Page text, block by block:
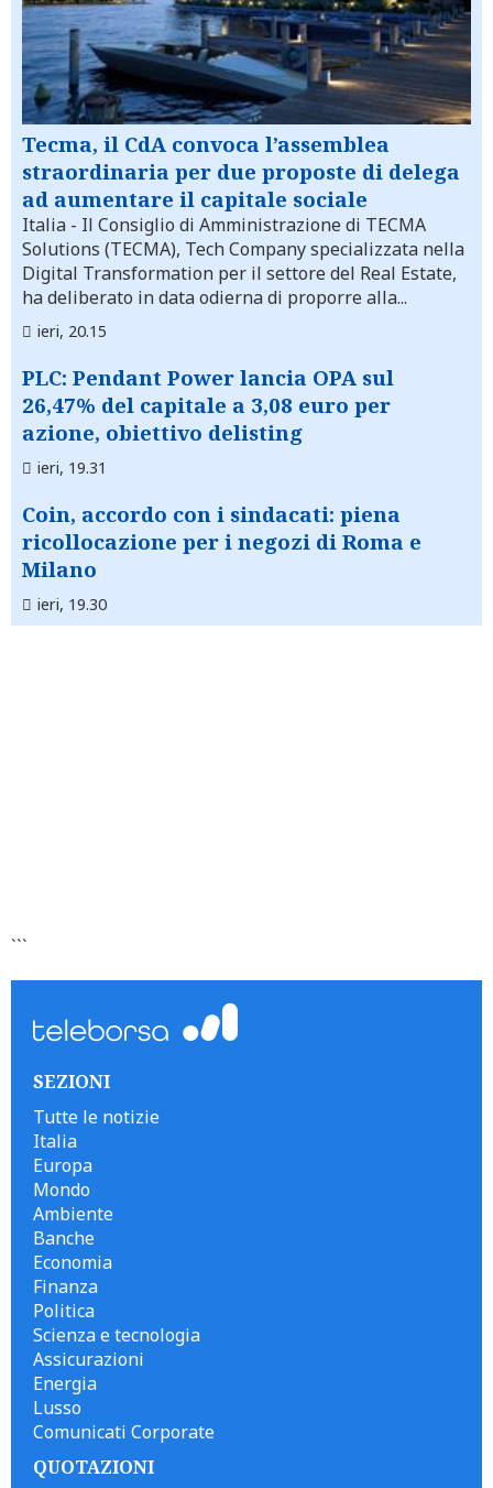
Tecma, il CdA convoca l’assemblea
straordinaria per due proposte di delega
ad aumentare il capitale sociale
Italia - Il Consiglio di Amministrazione di TECMA
Solutions (TECMA), Tech Company specializzata nella
Digital Transformation per il settore del Real Estate,
ha deliberato in data odierna di proporre alla...
ieri, 20.15
PLC: Pendant Power lancia OPA sul
26,47% del capitale a 3,08 euro per
azione, obiettivo delisting
ieri, 19.31
Coin, accordo con i sindacati: piena
ricollocazione per i negozi di Roma e
Milano
ieri, 19.30
```
SEZIONI
Tutte le notizie
Italia
Europa
Mondo
Ambiente
Banche
Economia
Finanza
Politica
Scienza e tecnologia
Assicurazioni
Energia
Lusso
Comunicati Corporate
QUOTAZIONI